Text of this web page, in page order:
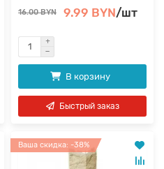
16.00 BYN 9.99 BYN/шт
В корзину
Быстрый заказ
Ваша скидка: -38%